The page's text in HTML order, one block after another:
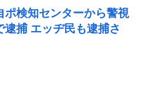
ポ検知センターから警視
捕 エッヂ民も逮捕さ